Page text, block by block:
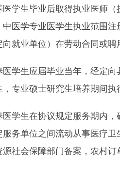
生毕业后取得执业医师（
医学专业医学生执业范围
就业单位）在劳动合同或
生应届毕业当年，经定向
专业硕士研究生培养期间执
生在协议规定服务期内，
务单位之间流动从事医疗
社会保障部门备案，农村